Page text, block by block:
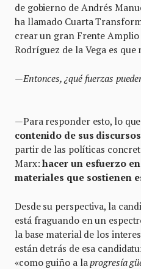
de gobierno de Andrés
ha llamado Cuarta
crear un gran Frente Amplio
Rodríguez de la Vega es que
—Entonces, ¿qué fuerzas
—Para responder esto, lo
contenido de sus
partir de las políticas
Marx:hacer un esfuerzo
materiales que sostienen
Desde su perspectiva, la
está fraguando en un
la base material de los
están detrás de esa
«como guiño a la progresía